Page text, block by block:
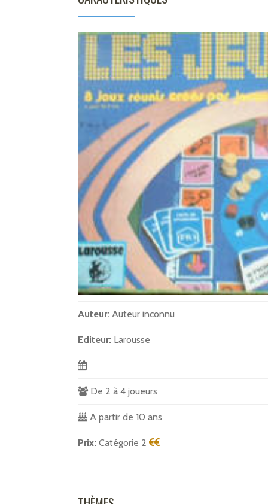
Auteur: Auteur inconnu
Editeur: Larousse
De 2 à 4 joueurs
A partir de 10 ans
Prix: Catégorie 2